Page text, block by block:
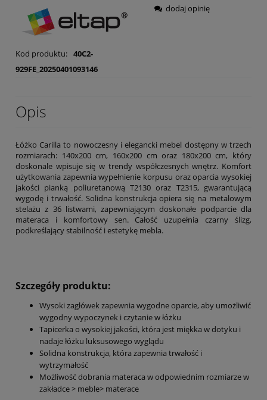
Kod produktu: 40C2-
929FE_20250401093146
dodaj opinię
Opis
Łóżko Carilla to nowoczesny i elegancki mebel dostępny w trzech
rozmiarach: 140x200 cm, 160x200 cm oraz 180x200 cm, który
doskonale wpisuje się w trendy współczesnych wnętrz. Komfort
użytkowania zapewnia wypełnienie korpusu oraz oparcia wysokiej
jakości pianką poliuretanową T2130 oraz T2315, gwarantującą
wygodę i trwałość. Solidna konstrukcja opiera się na metalowym
stelażu z 36 listwami, zapewniającym doskonałe podparcie dla
materaca i komfortowy sen. Całość uzupełnia czarny ślizg,
podkreślający stabilność i estetykę mebla.
Szczegóły produktu:
Wysoki zagłówek zapewnia wygodne oparcie, aby umożliwić
wygodny wypoczynek i czytanie w łóżku
Tapicerka o wysokiej jakości, która jest miękka w dotyku i
nadaje łóżku luksusowego wyglądu
Solidna konstrukcja, która zapewnia trwałość i
wytrzymałość
Możliwość dobrania materaca w odpowiednim rozmiarze w
zakładce > meble> materace